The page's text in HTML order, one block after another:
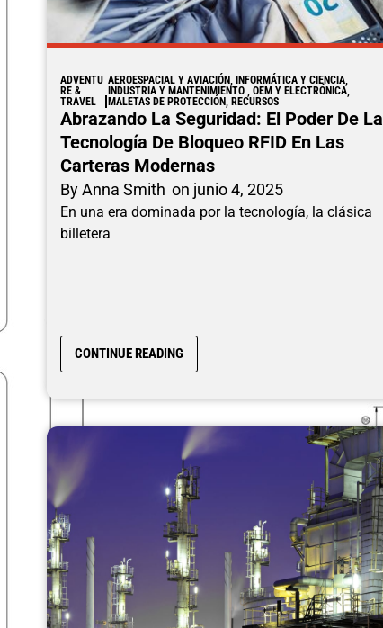
ADVENTU
RE &
TRAVEL
AEROESPACIAL Y AVIACIÓN, INFORMÁTICA Y CIENCIA,
INDUSTRIA Y MANTENIMIENTO , OEM Y ELECTRÓNICA,
MALETAS DE PROTECCIÓN, RECURSOS
Abrazando La Seguridad: El Poder De La
Tecnología De Bloqueo RFID En Las
Carteras Modernas
ByAnna Smith on junio 4, 2025
En una era dominada por la tecnología, la clásica
billetera
CONTINUE READING